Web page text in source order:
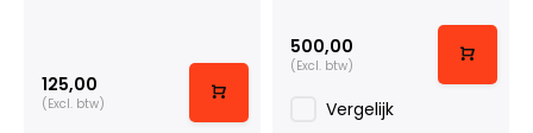
125,00
(Excl. btw)
500,00
(Excl. btw)
Vergelijk